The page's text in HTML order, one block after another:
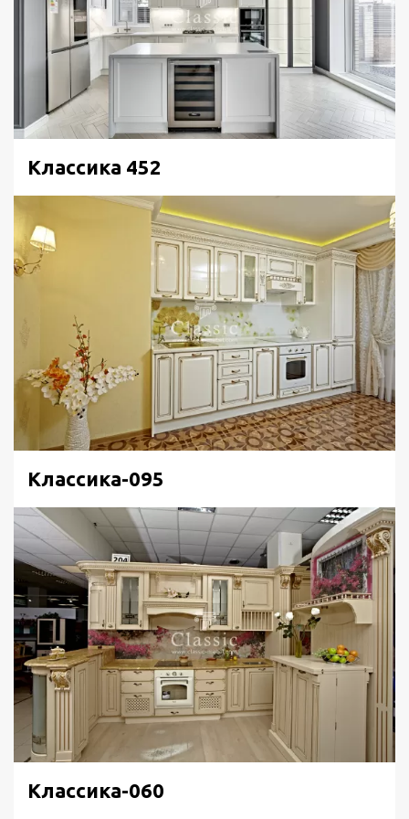
Тумбы кухни на фото выполнены с дверками
горизонтальной и вертикальной ориентации.
Независимо от типа закрывания, все они работают
бесшумно. Современные петли от Blum комплектуются
доводчиками, также как и направляющие известных
зарубежных производителей выдвижных систем. Ряд
Например, рядом с раковиной расположилась
посудомойка, скрытая за накладным фасадом в цвет
дверок кухни. Тумба под варочную панель вмещает
также духовой шкаф, подобранный в светлом цвете,
что целесообразно вписывается в дизайн кухонного
Отличительной особенностью мебели на фото
является зона подоконника, оформленная в едином
стиле с кухней. Кажется, что кухня продолжается по
третьей стене, так как батареи закрыты фальшь-
фасадами в цвет дверок, а сам подоконник выполнен
из того же материала, что основная столешница.
мебель от производителя, старается максимально
использовать пространство кухни.
Классика 452
Классика-095
Классика-060